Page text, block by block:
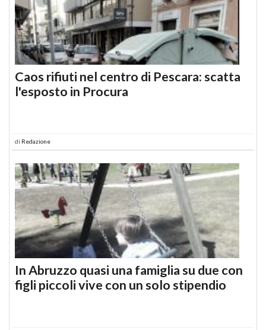
Caos rifiuti nel centro di Pescara: scatta
l'esposto in Procura
di Redazione
In Abruzzo quasi una famiglia su due con
figli piccoli vive con un solo stipendio